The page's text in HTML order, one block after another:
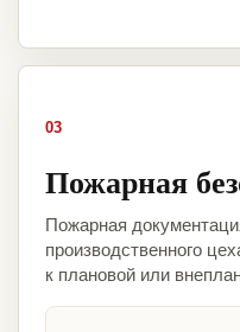
03
Пожарная
Пожарная
производственного
к плановой или